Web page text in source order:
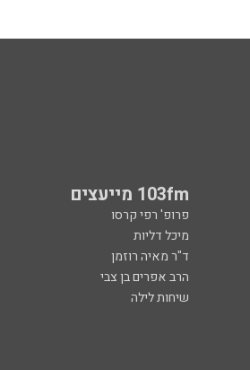
103fm מייעצים
פרופ' רפי קרסו
מיכל דליות
ד"ר מאיה רוזמן
הרב אפרים בן צבי
שיחות לילה